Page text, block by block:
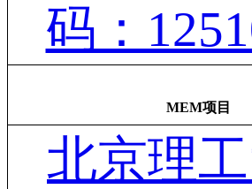
码：
MEM项目
北京理